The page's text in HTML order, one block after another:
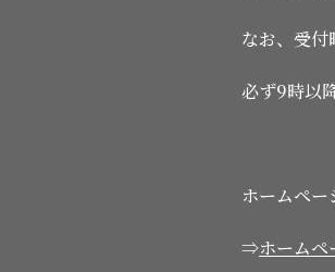
なお、受
必ず9時以
ホームペー
⇒ホーム